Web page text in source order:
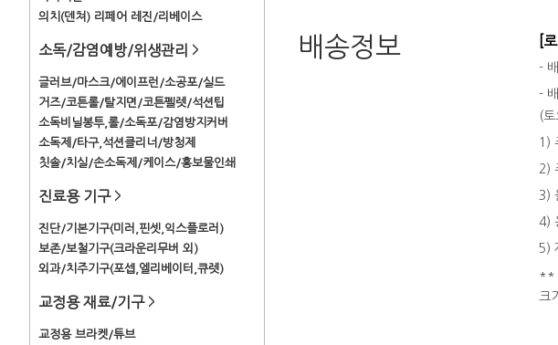
의치(덴쳐) 리페어 레진/리베이스
소독/감염예방/위생관리 >
글러브/마스크/에이프런/소공포/실드
거즈/코튼롤/탈지면/코튼펠렛/석션팁
소독비닐봉투,롤/소독포/감염방지커버
소독제/타구,석션클리너/방청제
칫솔/치실/손소독제/케이스/홍보물인쇄
진료용 기구 >
진단/기본기구(미러,핀셋,익스플로러)
보존/보철기구(크라운리무버 외)
외과/치주기구(포셉,엘리베이터,큐렛)
교정용 재료/기구 >
교정용 브라켓/튜브
배송정보 [
-
-
(
1)
2)
3)
4)
5)
**
크